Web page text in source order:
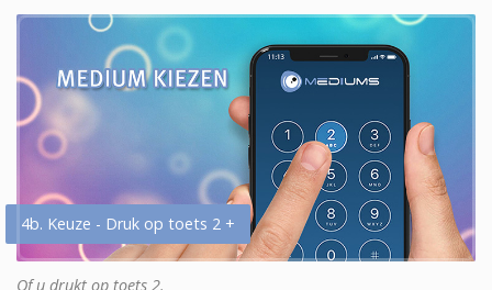
4b. Keuze - Druk op toets 2 +
Of u drukt op toets 2.